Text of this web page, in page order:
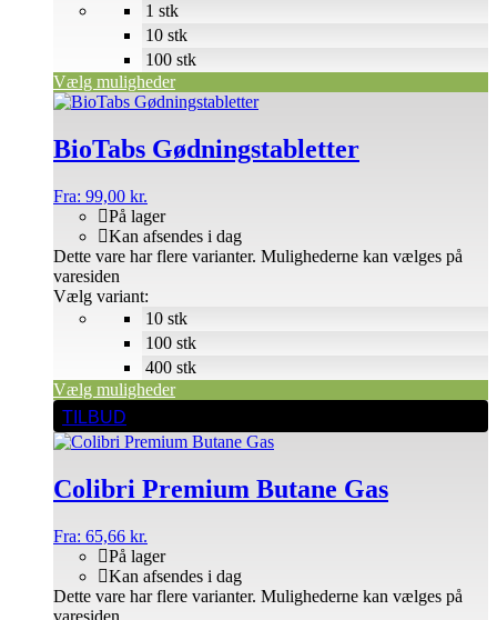
Vælg muligheder
1 stk
10 stk
100 stk
BioTabs Gødningstabletter
Fra: 99,00 kr.
På lager
Kan afsendes i dag
Vælg variant:
Vælg muligheder
Dette vare har flere varianter. Mulighederne kan vælges på
varesiden
10 stk
100 stk
400 stk
TILBUD
Colibri Premium Butane Gas
Fra: 65,66 kr.
På lager
Kan afsendes i dag
Dette vare har flere varianter. Mulighederne kan vælges på
varesiden